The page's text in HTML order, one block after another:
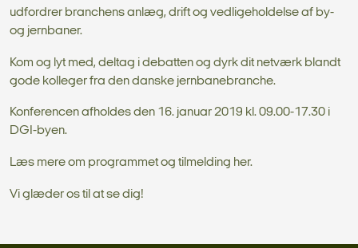
udfordrer branchens anlæg, drift og vedligeholdelse af by-
og jernbaner.
Kom og lyt med, deltag i debatten og dyrk dit netværk blandt
gode kolleger fra den danske jernbanebranche.
Konferencen afholdes den 16. januar 2019 kl. 09.00-17.30 i
DGI-byen.
Læs mere om programmet og tilmelding her.
Vi glæder os til at se dig!